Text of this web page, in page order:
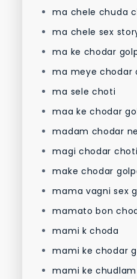
ma chele chuda
ma chele sex
ma ke chodar
ma meye chodar
ma sele choti
maa ke chodar
madam chodar
magi chodar
make chodar
mama vagni sex
mamato bon
mami k choda
mami ke chodar
mami ke chudlam